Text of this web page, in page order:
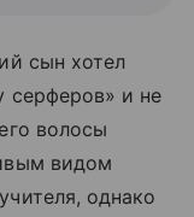
сын хотел
серферов» и не
волосы
видом
однако